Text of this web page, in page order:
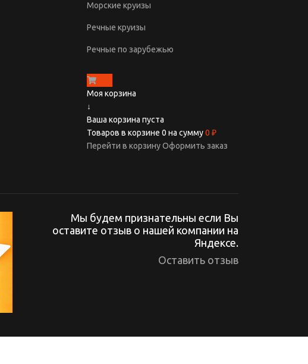
Морские круизы
Речные круизы
Речные по зарубежью
Моя корзина
↓
Ваша корзина пуста
Товаров в корзине 0 на сумму0 ₽
Перейти в корзинуОформить заказ
Мы будем признательны если Вы
оставите отзыв о нашей компании на
Яндексе.
Оставить отзыв